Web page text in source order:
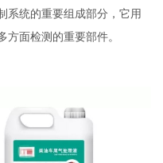
系统的重要组成部分，它用
方面检测的重要部件。